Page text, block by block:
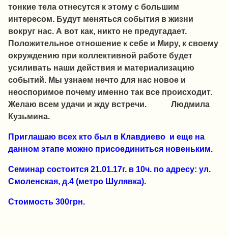
тонкие тела отнесутся к этому с большим
интересом. Будут меняться события в жизни
вокруг нас. А вот как, никто не предугадает.
Положительное отношение к себе и Миру, к своему
окруждению при коллективной работе будет
усиливать наши действия и материализацию
событий. Мы узнаем нечто для нас новое и
неоспоримое почему именно так все происходит.
Желаю всем удачи и жду встречи. Людмила
Кузьмина.
Приглашаю всех кто был в Клавдиево и еще на
данном этапе можно присоединиться новеньким.
Семинар состоится 21.01.17г. в 10ч. по адресу: ул.
Смоленская, д.4 (метро Шулявка).
Стоимость 300грн.